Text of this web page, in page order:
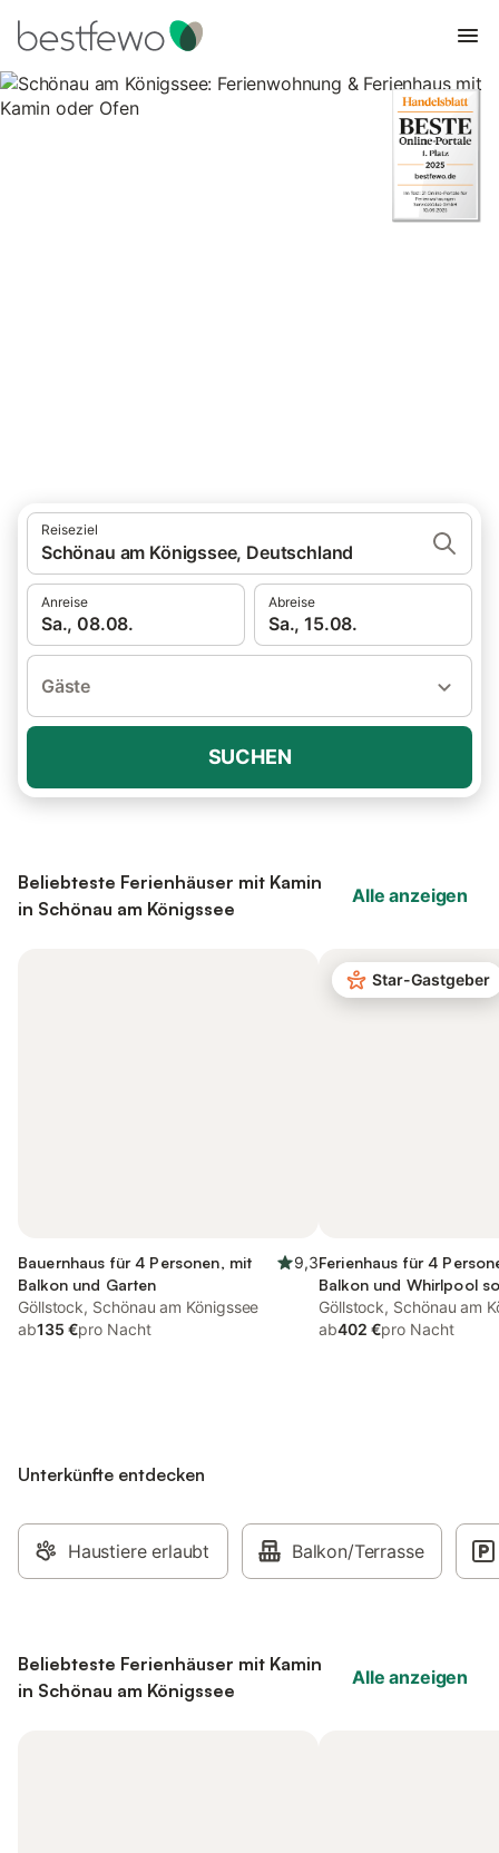
Reiseziel
Schönau am Königssee, Deutschland
Anreise
Sa., 08.08.
Abreise
Sa., 15.08.
Gäste
SUCHEN
Beliebteste Ferienhäuser mit Kamin
in Schönau am Königssee
Alle anzeigen
Bauernhaus für 4 Personen, mit
Balkon und Garten
9,3
Göllstock, Schönau am Königssee
ab135 €pro Nacht
Star-Gastgeber
Ferienhaus für 4
Balkon und Whirlpool
Terrasse
Göllstock, Schönau am
ab402 €pro Nacht
Unterkünfte entdecken
Haustiere erlaubt Balkon/Terrasse
Beliebteste Ferienhäuser mit Kamin
in Schönau am Königssee
Alle anzeigen